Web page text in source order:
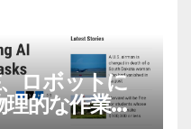
ロボットに
的な作業を